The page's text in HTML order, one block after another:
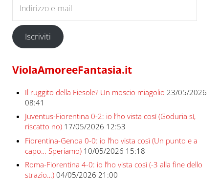
Iscriviti
ViolaAmoreeFantasia.it
Il ruggito della Fiesole? Un moscio miagolio 23/05/2026
08:41
Juventus-Fiorentina 0-2: io l’ho vista così (Goduria sì,
riscatto no) 17/05/2026 12:53
Fiorentina-Genoa 0-0: io l’ho vista così (Un punto e a
capo… Speriamo) 10/05/2026 15:18
Roma-Fiorentina 4-0: io l’ho vista così (-3 alla fine dello
strazio…) 04/05/2026 21:00